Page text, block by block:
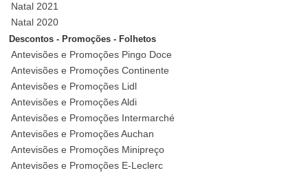
Natal 2021
Natal 2020
Descontos - Promoções - Folhetos
Antevisões e Promoções Pingo Doce
Antevisões e Promoções Continente
Antevisões e Promoções Lidl
Antevisões e Promoções Aldi
Antevisões e Promoções Intermarché
Antevisões e Promoções Auchan
Antevisões e Promoções Minipreço
Antevisões e Promoções E-Leclerc